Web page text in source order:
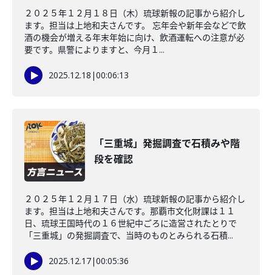
２０２５年１２月１８日（木）琉球新報の記事から紹介し
ます。担当は上地和夫さんです。 忘年会や新年会などで飲
酒の機会が増える年末年始に向け、飲酒運転への注意が必
要です。県警によりますと、今月１...
2025.12.18 |00:06:13
「三重城」発掘調査で石積みや階
段を確認
２０２５年１２月１７日（水）琉球新報の記事から紹介し
ます。担当は上地和夫さんです。那覇市文化財課は１１
日、琉球王国時代の１６世紀中ごろに造営されたとりで
「三重城」の発掘調査で、当時のものとみられる石積...
2025.12.17|00:05:36